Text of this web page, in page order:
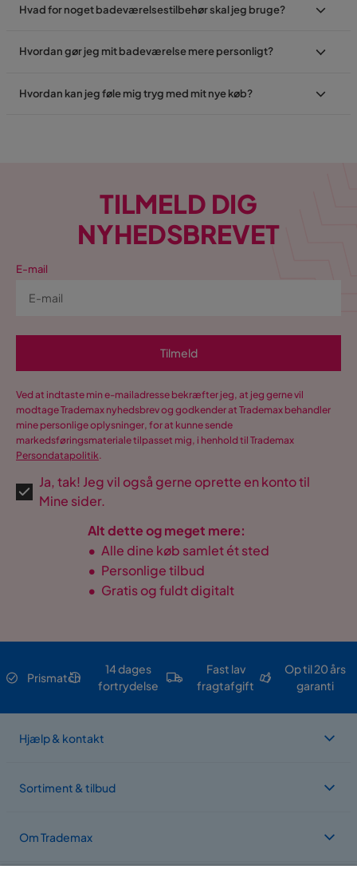
Hvad for noget badeværelsestilbehør skal jeg bruge?
Hvordan gør jeg mit badeværelse mere personligt?
Hvordan kan jeg føle mig tryg med mit nye køb?
TILMELD DIG
NYHEDSBREVET
E-mail
Tilmeld
Ved at indtaste min e-mailadresse bekræfter jeg, at jeg gerne vil
modtage Trademax nyhedsbrev og godkender at Trademax behandler
mine personlige oplysninger, for at kunne sende
markedsføringsmateriale tilpasset mig, i henhold til Trademax
Persondatapolitik.
Ja, tak! Jeg vil også gerne oprette en konto til
Mine sider.
Alt dette og meget mere:
• Alle dine køb samlet ét sted
• Personlige tilbud
• Gratis og fuldt digitalt
Prismatch
14 dages
fortrydelse
Fast lav
fragtafgift
Op til 20 års
garanti
Hjælp & kontakt
Sortiment & tilbud
Om Trademax